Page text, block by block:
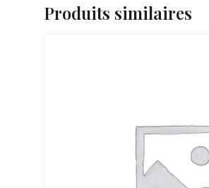
Produits similaires